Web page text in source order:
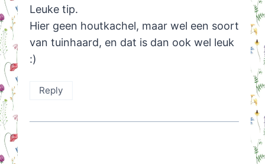
Leuke tip.
Hier geen houtkachel, maar wel een soort
van tuinhaard, en dat is dan ook wel leuk
:)
Reply